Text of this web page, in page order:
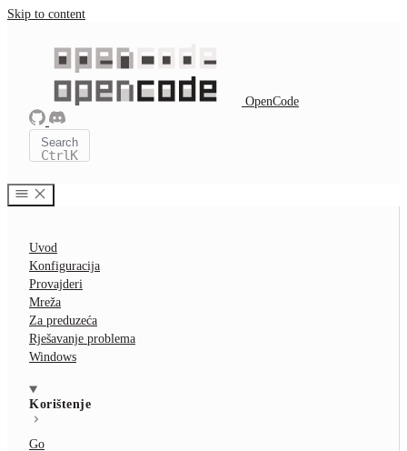
Skip to content
OpenCode
Search
CtrlK
Uvod
Konfiguracija
Provajderi
Mreža
Za preduzeća
Rješavanje problema
Windows
Korištenje
Go